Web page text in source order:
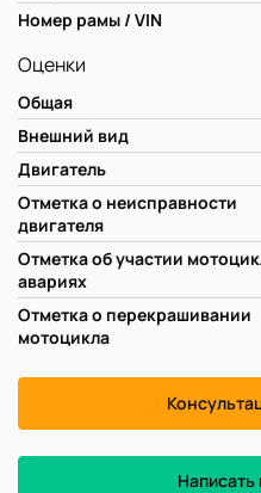
Номер рамы / VIN
Оценки
Общая
Внешний вид
Двигатель
Отметка о неисправности
двигателя
Отметка об участии
авариях
Отметка о перекрашивании
мотоцикла